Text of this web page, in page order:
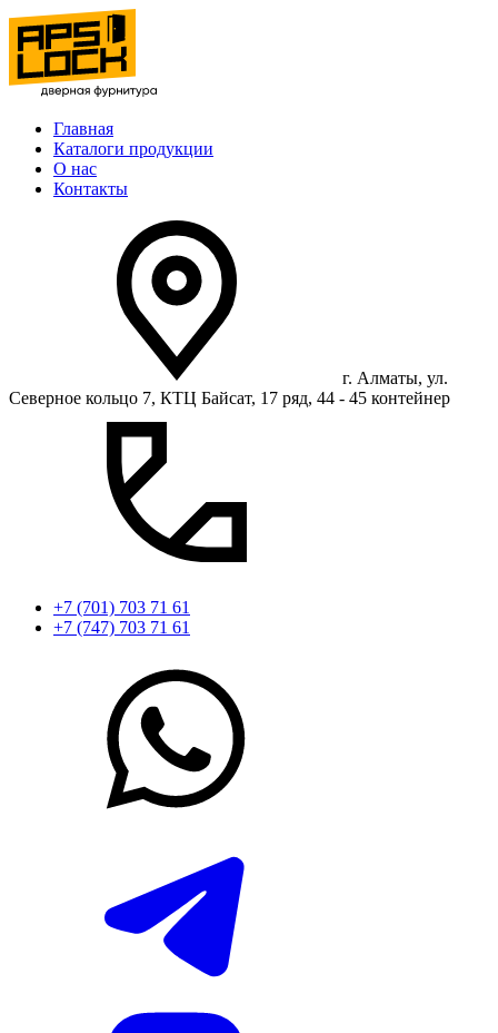
Главная
Каталоги продукции
О нас
Контакты
г. Алматы, ул.
Северное кольцо 7, КТЦ Байсат, 17 ряд, 44 - 45 контейнер
+7 (701) 703 71 61
+7 (747) 703 71 61